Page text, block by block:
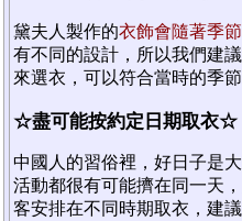
黛夫人製作的衣飾會隨著季
有不同的設計，所以我們建
來選衣，可以符合當時的季
☆盡可能按約定日期取衣☆
中國人的習俗裡，好日子是
活動都很有可能擠在同一天
客安排在不同時期取衣，建